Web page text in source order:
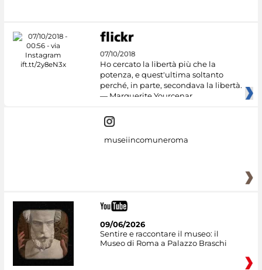
07/10/2018
Ho cercato la libertà più che la
potenza, e quest'ultima soltanto
perché, in parte, secondava la libertà.
— Marguerite Yourcenar
museiincomuneroma
09/06/2026
Sentire e raccontare il museo: il
Museo di Roma a Palazzo Braschi